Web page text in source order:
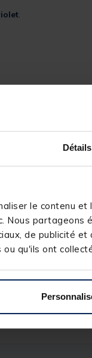
Détails
le contenu
Nous partageons
de publicité
qu'ils ont
.
KORDA